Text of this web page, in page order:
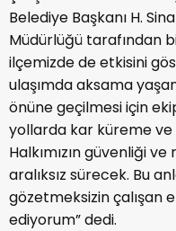
Belediye Başkanı H.
Müdürlüğü tarafından
ilçemizde de etkisini
ulaşımda aksama
önüne geçilmesi için
yollarda kar küreme ve
Halkımızın güvenliği ve
aralıksız sürecek. Bu
gözetmeksizin çalışan
ediyorum” dedi.